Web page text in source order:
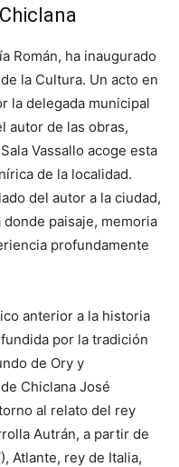
Román, ha inaugurado
la Cultura. Un acto en
la delegada municipal
autor de las obras,
Vassallo acoge esta
de la localidad.
del autor a la ciudad,
paisaje, memoria
profundamente
anterior a la historia
por la tradición
de Ory y
Chiclana José
al relato del rey
Autrán, a partir de
Atlante, rey de Italia,